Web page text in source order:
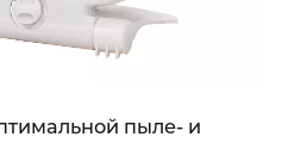
пыле- и